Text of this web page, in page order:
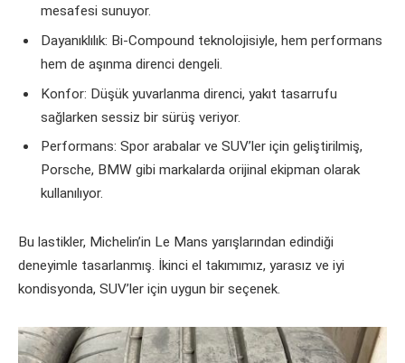
mesafesi sunuyor.
Dayanıklılık: Bi-Compound teknolojisiyle, hem performans
hem de aşınma direnci dengeli.
Konfor: Düşük yuvarlanma direnci, yakıt tasarrufu
sağlarken sessiz bir sürüş veriyor.
Performans: Spor arabalar ve SUV’ler için geliştirilmiş,
Porsche, BMW gibi markalarda orijinal ekipman olarak
kullanılıyor.
Bu lastikler, Michelin’in Le Mans yarışlarından edindiği
deneyimle tasarlanmış. İkinci el takımımız, yarasız ve iyi
kondisyonda, SUV’ler için uygun bir seçenek.